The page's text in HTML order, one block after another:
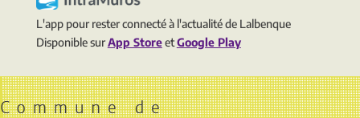
L'app pour rester connecté à l'actualité de Lalbenque
Disponible surApp StoreetGoogle Play